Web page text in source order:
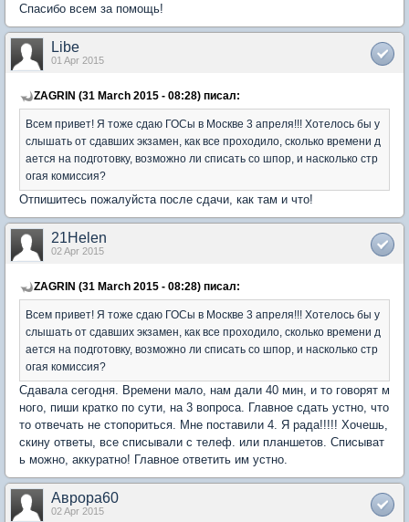
Спасибо всем за помощь!
Libe
01 Apr 2015
ZAGRIN (31 March 2015 - 08:28) писал:
Всем привет! Я тоже сдаю ГОСы в Москве 3 апреля!!! Хотелось бы у
слышать от сдавших экзамен, как все проходило, сколько времени д
ается на подготовку, возможно ли списать со шпор, и насколько стр
огая комиссия?
Отпишитесь пожалуйста после сдачи, как там и что!
21Helen
02 Apr 2015
ZAGRIN (31 March 2015 - 08:28) писал:
Всем привет! Я тоже сдаю ГОСы в Москве 3 апреля!!! Хотелось бы у
слышать от сдавших экзамен, как все проходило, сколько времени д
ается на подготовку, возможно ли списать со шпор, и насколько стр
огая комиссия?
Сдавала сегодня. Времени мало, нам дали 40 мин, и то говорят м
ного, пиши кратко по сути, на 3 вопроса. Главное сдать устно, что
то отвечать не стопориться. Мне поставили 4. Я рада!!!!! Хочешь,
скину ответы, все списывали с телеф. или планшетов. Списыват
ь можно, аккуратно! Главное ответить им устно.
Аврора60
02 Apr 2015